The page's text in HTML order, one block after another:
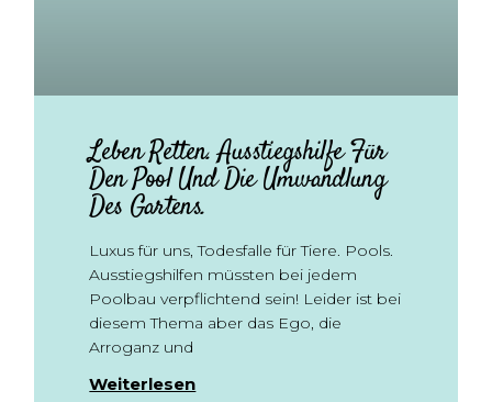
Leben Retten. Ausstiegshilfe Für
Den Pool Und Die Umwandlung
Des Gartens.
Luxus für uns, Todesfalle für Tiere. Pools.
Ausstiegshilfen müssten bei jedem
Poolbau verpflichtend sein! Leider ist bei
diesem Thema aber das Ego, die
Arroganz und
Weiterlesen